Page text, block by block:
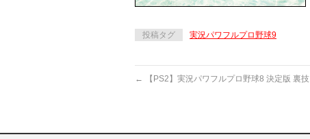
投稿タグ 実況パワフルプロ野球9
← 【PS2】実況パワフルプロ野球8 決定版 裏技